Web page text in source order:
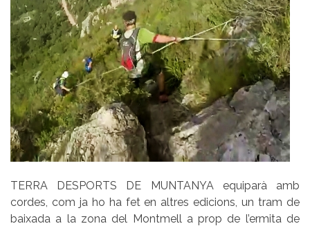
TERRA DESPORTS DE MUNTANYA equiparà amb
cordes, com ja ho ha fet en altres edicions, un tram de
baixada a la zona del Montmell a prop de l’ermita de